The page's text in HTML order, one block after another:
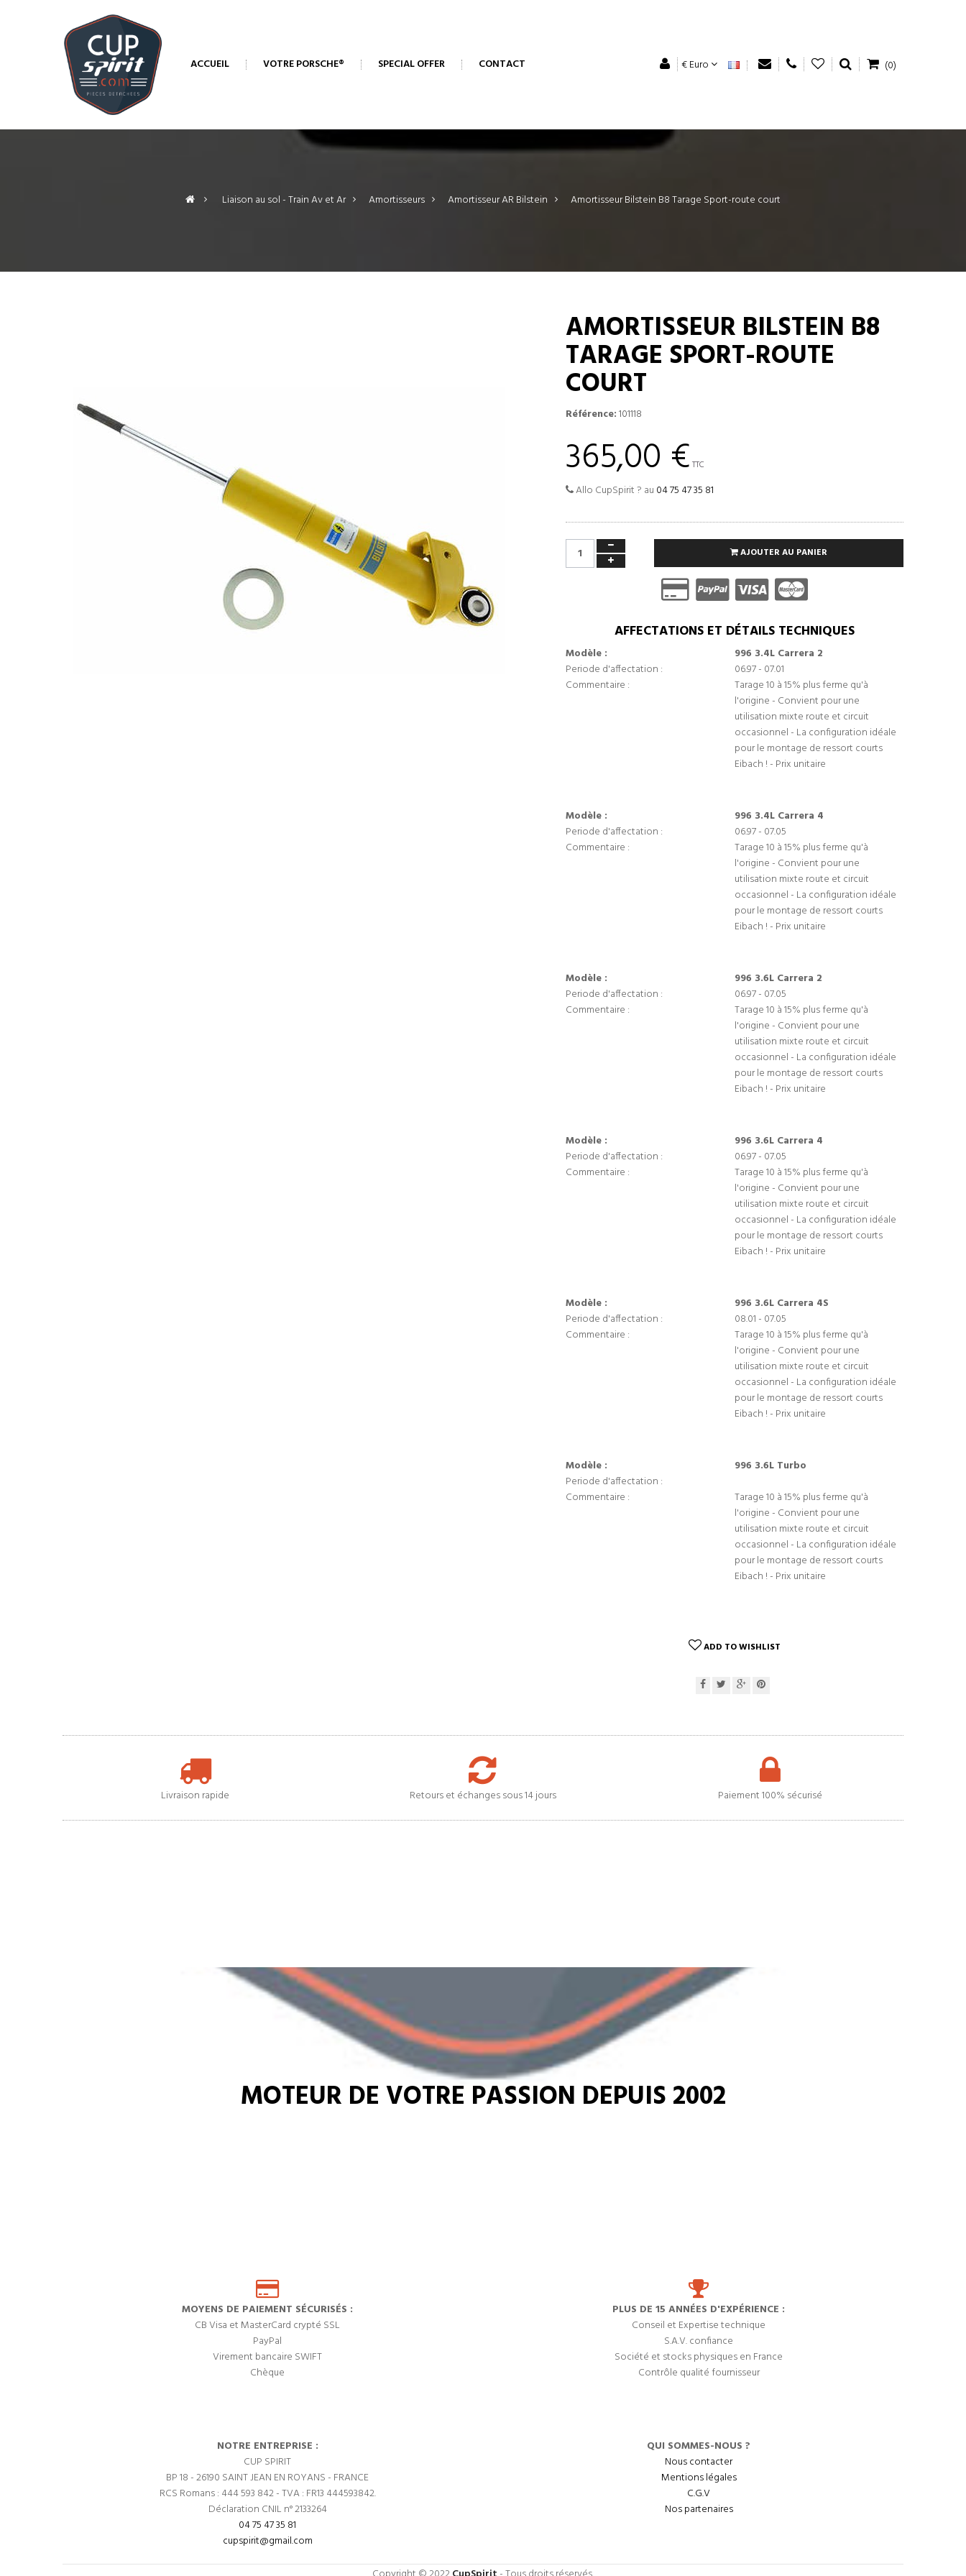
ACCUEIL VOTRE PORSCHE® SPECIAL OFFER CONTACT € Euro (0)
> Liaison au sol - Train Av et Ar > Amortisseurs > Amortisseur AR Bilstein > Amortisseur Bilstein B8 Tarage Sport-route court
AMORTISSEUR BILSTEIN B8
TARAGE SPORT-ROUTE
COURT
Référence:101118
365,00 € TTC
Allo CupSpirit ? au 04 75 47 35 81
AJOUTER AU PANIER
AFFECTATIONS ET DÉTAILS TECHNIQUES
Modèle :
996 3.4L Carrera 2
Periode d'affectation :
06.97 - 07.01
Commentaire :
Tarage 10 à 15% plus ferme qu'à
l'origine - Convient pour une
utilisation mixte route et circuit
occasionnel - La configuration idéale
pour le montage de ressort courts
Eibach ! - Prix unitaire
Modèle :
996 3.4L Carrera 4
Periode d'affectation :
06.97 - 07.05
Commentaire :
Tarage 10 à 15% plus ferme qu'à
l'origine - Convient pour une
utilisation mixte route et circuit
occasionnel - La configuration idéale
pour le montage de ressort courts
Eibach ! - Prix unitaire
Modèle :
996 3.6L Carrera 2
Periode d'affectation :
06.97 - 07.05
Commentaire :
Tarage 10 à 15% plus ferme qu'à
l'origine - Convient pour une
utilisation mixte route et circuit
occasionnel - La configuration idéale
pour le montage de ressort courts
Eibach ! - Prix unitaire
Modèle :
996 3.6L Carrera 4
Periode d'affectation :
06.97 - 07.05
Commentaire :
Tarage 10 à 15% plus ferme qu'à
l'origine - Convient pour une
utilisation mixte route et circuit
occasionnel - La configuration idéale
pour le montage de ressort courts
Eibach ! - Prix unitaire
Modèle :
996 3.6L Carrera 4S
Periode d'affectation :
08.01 - 07.05
Commentaire :
Tarage 10 à 15% plus ferme qu'à
l'origine - Convient pour une
utilisation mixte route et circuit
occasionnel - La configuration idéale
pour le montage de ressort courts
Eibach ! - Prix unitaire
Modèle :
996 3.6L Turbo
Periode d'affectation :
Commentaire :
Tarage 10 à 15% plus ferme qu'à
l'origine - Convient pour une
utilisation mixte route et circuit
occasionnel - La configuration idéale
pour le montage de ressort courts
Eibach ! - Prix unitaire
ADD TO WISHLIST
Livraison rapide Retours et échanges sous 14 jours Paiement 100% sécurisé
MOTEUR DE VOTRE PASSION DEPUIS 2002
MOYENS DE PAIEMENT SÉCURISÉS :
CB Visa et MasterCard crypté SSL
PayPal
Virement bancaire SWIFT
Chèque
PLUS DE 15 ANNÉES D'EXPÉRIENCE :
Conseil et Expertise technique
S.A.V. confiance
Société et stocks physiques en France
Contrôle qualité fournisseur
NOTRE ENTREPRISE :
CUP SPIRIT
BP 18 - 26190 SAINT JEAN EN ROYANS - FRANCE
RCS Romans : 444 593 842 - TVA : FR13 444593842.
Déclaration CNIL n° 2133264
04 75 47 35 81
cupspirit@gmail.com
QUI SOMMES-NOUS ?
Nous contacter
Mentions légales
C.G.V
Nos partenaires